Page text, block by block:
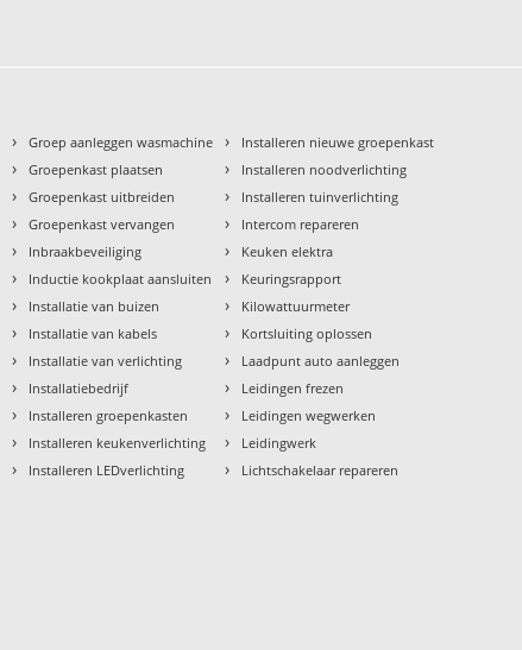
› Groep aanleggen wasmachine
› Groepenkast plaatsen
› Groepenkast uitbreiden
› Groepenkast vervangen
› Inbraakbeveiliging
› Inductie kookplaat aansluiten
› Installatie van buizen
› Installatie van kabels
› Installatie van verlichting
› Installatiebedrijf
› Installeren groepenkasten
› Installeren keukenverlichting
› Installeren LEDverlichting
› Installeren nieuwe groepenkast
› Installeren noodverlichting
› Installeren tuinverlichting
› Intercom repareren
› Keuken elektra
› Keuringsrapport
› Kilowattuurmeter
› Kortsluiting oplossen
› Laadpunt auto aanleggen
› Leidingen frezen
› Leidingen wegwerken
› Leidingwerk
› Lichtschakelaar repareren